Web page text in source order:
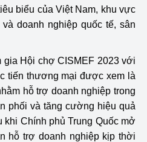
Công nghiệp nền tảng
Sản xuất công nghiệp
biểu của Việt Nam, khu vực
doanh nghiệp quốc tế, sân
gia Hội chợ CISMEF 2023 với
tiến thương mại được xem là
hỗ trợ doanh nghiệp trong
phối và tăng cường hiệu quả
khi Chính phủ Trung Quốc mở
hỗ trợ doanh nghiệp kịp thời